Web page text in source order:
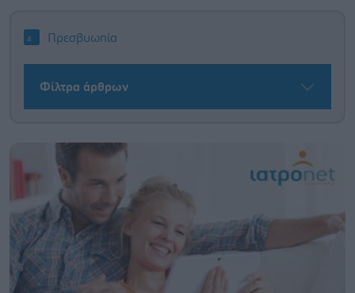
Πρεσβυωπία
Φίλτρα άρθρων